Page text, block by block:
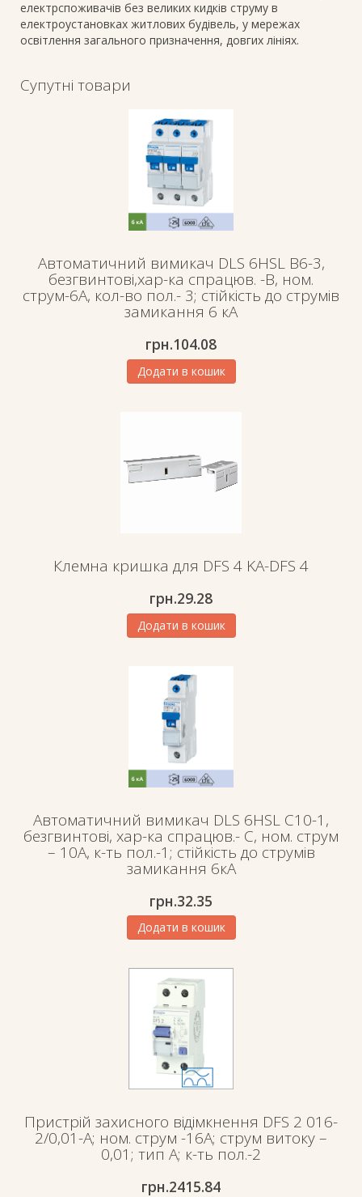
20A,
к-
ть
1;
стійкість
електрспоживачів без великих кидків струму в
електроустановках житлових будівель, у мережах
освітлення загального призначення, довгих лініях.
Супутні товари
Автоматичний вимикач DLS 6HSL B6-3,
безгвинтові,хар-ка спрацюв. -B, ном.
струм-6A, кол-во пол.- 3; стійкість до струмів
замикання 6 кА
грн.104.08
Додати в кошик
Клемна кришка для DFS 4 KA-DFS 4
грн.29.28
Додати в кошик
Автоматичний вимикач DLS 6HSL C10-1,
безгвинтові, хар-ка спрацюв.- C, ном. струм
– 10A, к-ть пол.-1; стійкість до струмів
замикання 6кА
грн.32.35
Додати в кошик
Пристрій захисного відімкнення DFS 2 016-
2/0,01-A; ном. струм -16А; струм витоку –
0,01; тип А; к-ть пол.-2
грн.2415.84